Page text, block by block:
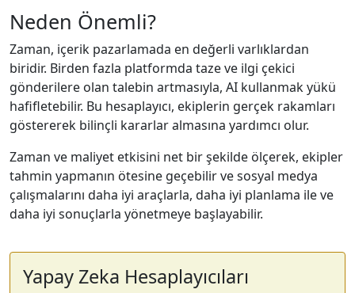
Neden Önemli?
Zaman, içerik pazarlamada en değerli varlıklardan
biridir. Birden fazla platformda taze ve ilgi çekici
gönderilere olan talebin artmasıyla, AI kullanmak yükü
hafifletebilir. Bu hesaplayıcı, ekiplerin gerçek rakamları
göstererek bilinçli kararlar almasına yardımcı olur.
Zaman ve maliyet etkisini net bir şekilde ölçerek, ekipler
tahmin yapmanın ötesine geçebilir ve sosyal medya
çalışmalarını daha iyi araçlarla, daha iyi planlama ile ve
daha iyi sonuçlarla yönetmeye başlayabilir.
Yapay Zeka Hesaplayıcıları